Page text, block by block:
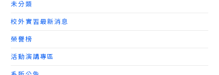
未分類
校外實習最新消息
榮譽榜
活動演講專區